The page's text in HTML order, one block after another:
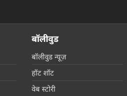
बॉलीवुड
बॉलीवुड न्यूज़
हॉट शॉट
वेब स्टोरी